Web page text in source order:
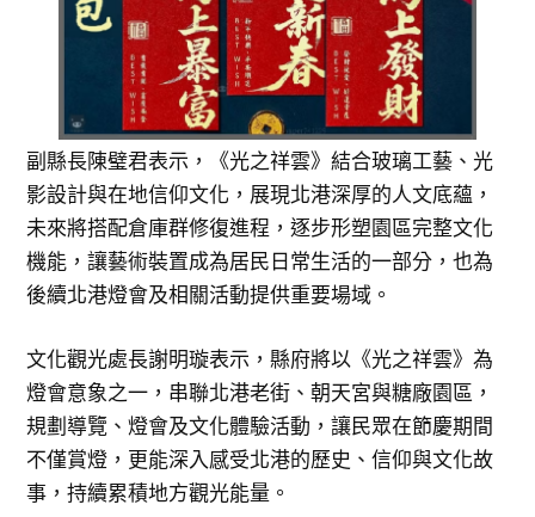
副縣長陳璧君表示，《光之祥雲》結合玻璃工藝、光
影設計與在地信仰文化，展現北港深厚的人文底蘊，
未來將搭配倉庫群修復進程，逐步形塑園區完整文化
機能，讓藝術裝置成為居民日常生活的一部分，也為
後續北港燈會及相關活動提供重要場域。
文化觀光處長謝明璇表示，縣府將以《光之祥雲》為
燈會意象之一，串聯北港老街、朝天宮與糖廠園區，
規劃導覽、燈會及文化體驗活動，讓民眾在節慶期間
不僅賞燈，更能深入感受北港的歷史、信仰與文化故
事，持續累積地方觀光能量。